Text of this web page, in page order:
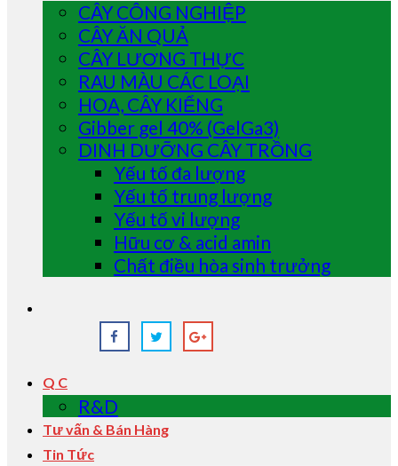
CÂY CÔNG NGHIỆP
CÂY ĂN QUẢ
CÂY LƯƠNG THỰC
RAU MÀU CÁC LOẠI
HOA, CÂY KIỂNG
Gibber gel 40% (GelGa3)
DINH DƯỠNG CÂY TRỒNG
Yếu tố đa lượng
Yếu tố trung lượng
Yếu tố vi lượng
Hữu cơ & acid amin
Chất điều hòa sinh trưởng
Q C
R&D
Tư vấn & Bán Hàng
Tin Tức